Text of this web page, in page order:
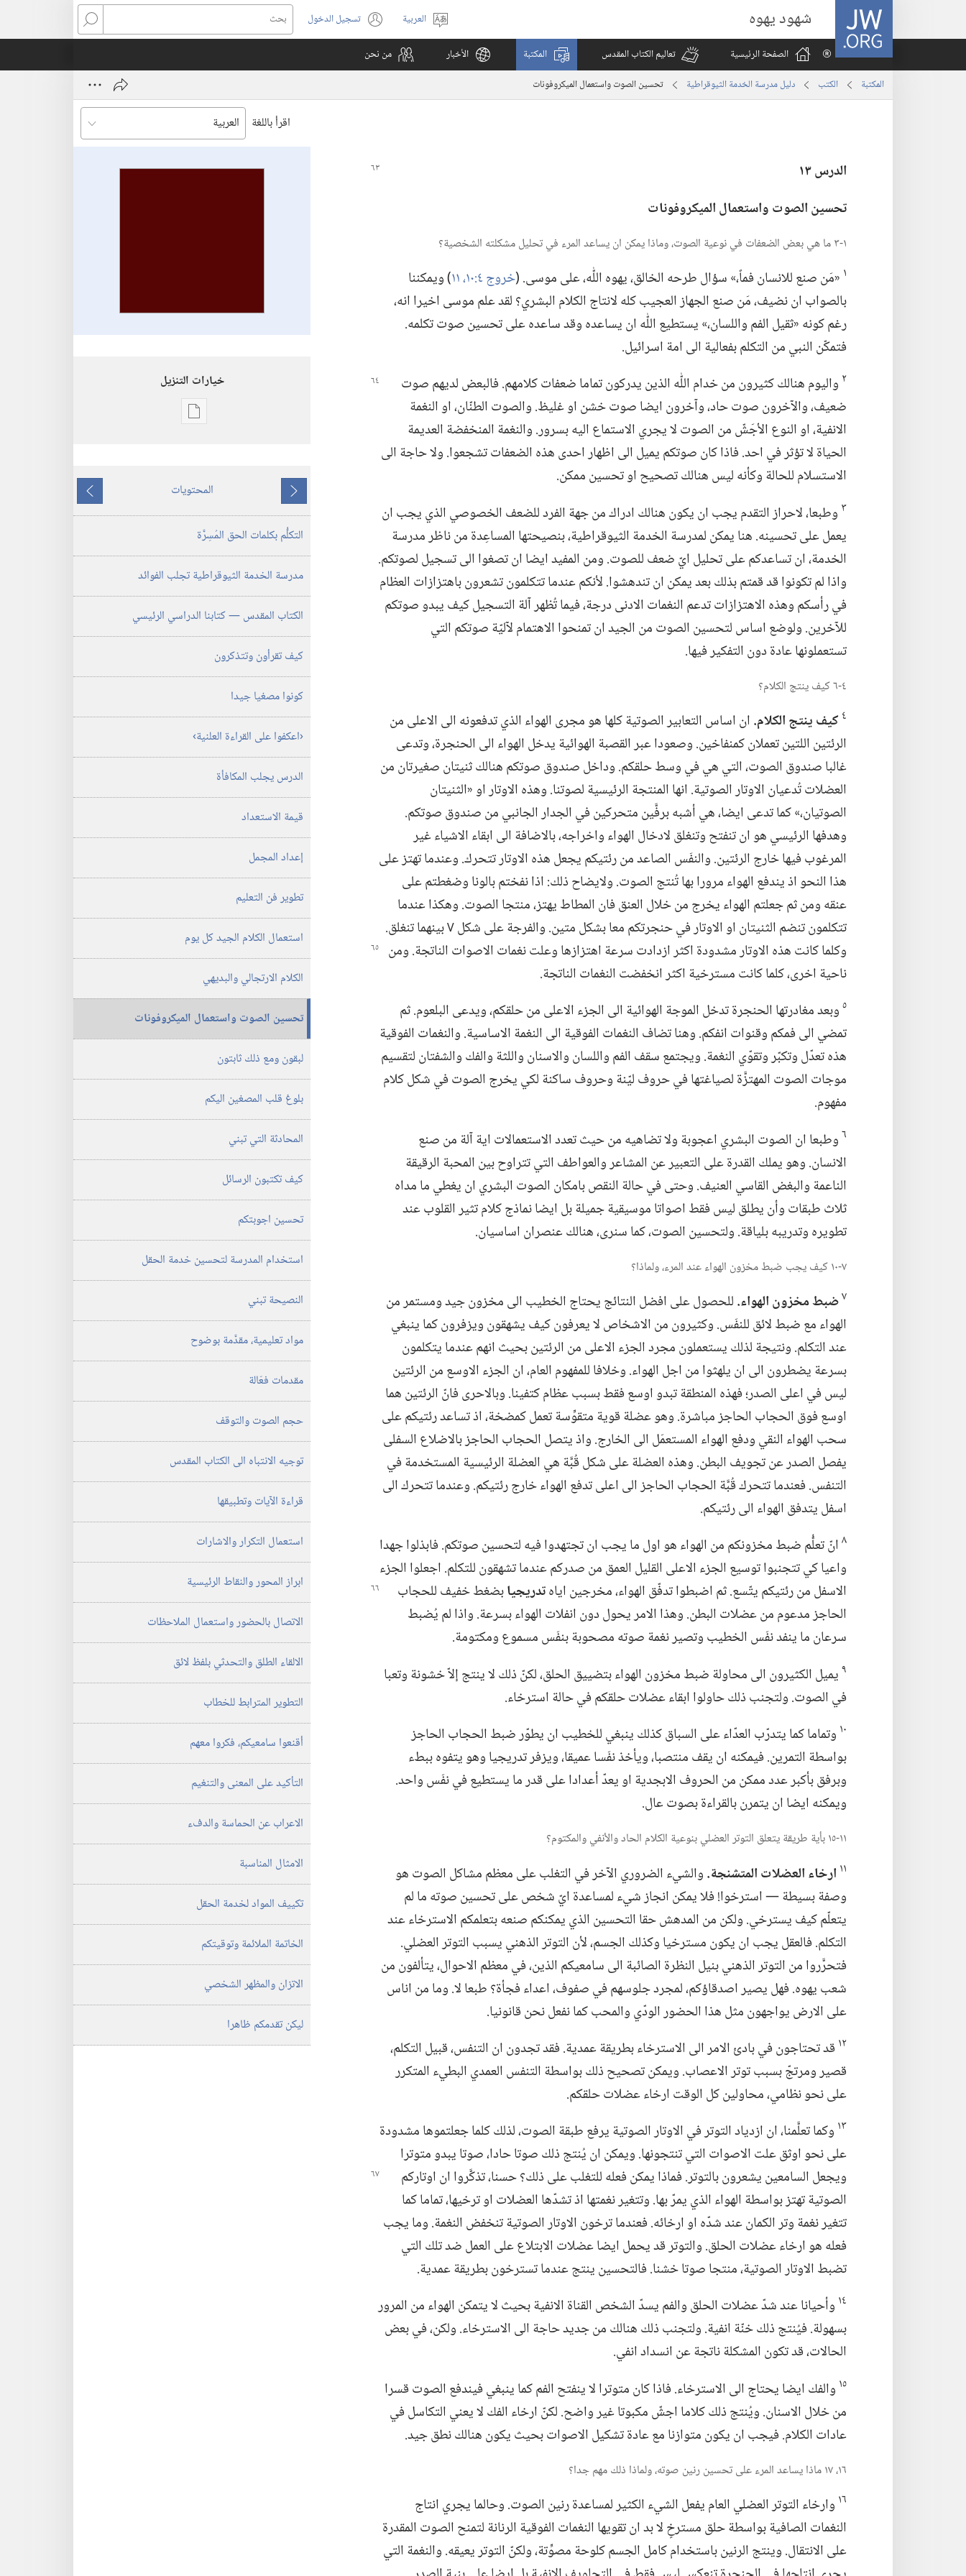
JW.ORG شهود يهوه
اختر
اللغة
العربية تسجيل الدخول
(يفتح
نافذة
بحث
الصفحة الرئيسية
تعاليم الكتاب المقدس المكتبة الأخبار من نحن
المكتبة الكتب دليل مدرسة الخدمة الثيوقراطية تحسين الصوت واستعمال الميكروفونات
اقرأ باللغة
الدرس ١٣
تحسين الصوت واستعمال الميكروفونات
١-‏٣ ما هي بعض الضعفات في نوعية الصوت،‏ وماذا يمكن ان يساعد المرء في تحليل مشكلته الشخصية؟‏
١ ‏«مَن صنع للانسان فماً،‏» سؤال طرحه الخالق،‏ يهوه اللّٰه،‏ على موسى.‏ (‏خروج ٤:‏​١٠،‏ ١١
‏)‏ ويمكننا
بالصواب ان نضيف،‏ مَن صنع الجهاز العجيب كله لانتاج الكلام البشري؟‏ لقد علم موسى اخيرا انه،‏
رغم كونه «ثقيل الفم واللسان،‏» يستطيع اللّٰه ان يساعده وقد ساعده على تحسين صوت تكلمه.‏
فتمكّن النبي من التكلم بفعالية الى امة اسرائيل.‏
٢ واليوم هنالك كثيرون من خدام اللّٰه الذين يدركون تماما ضعفات كلامهم.‏ فالبعض لديهم صوت
ضعيف،‏ والآخرون صوت حاد،‏ وآخرون ايضا صوت خشن او غليظ.‏ والصوت الطنّان،‏ او النغمة
الانفية،‏ او النوع الأجَشّ من الصوت لا يجري الاستماع اليه بسرور.‏ والنغمة المنخفضة العديمة
الحياة لا تؤثر في احد.‏ فاذا كان صوتكم يميل الى اظهار احدى هذه الضعفات تشجعوا.‏ ولا حاجة الى
الاستسلام للحالة وكأنه ليس هنالك تصحيح او تحسين ممكن.‏
٣ وطبعا،‏ لاحراز التقدم يجب ان يكون هنالك ادراك من جهة الفرد للضعف الخصوصي الذي يجب ان
يعمل على تحسينه.‏ هنا يمكن لمدرسة الخدمة الثيوقراطية،‏ بنصيحتها المساعِدة من ناظر مدرسة
الخدمة،‏ ان تساعدكم على تحليل ايّ ضعف للصوت.‏ ومن المفيد ايضا ان تصغوا الى تسجيل لصوتكم.‏
واذا لم تكونوا قد قمتم بذلك بعد يمكن ان تندهشوا.‏ لأنكم عندما تتكلمون تشعرون باهتزازات العظام
في رأسكم وهذه الاهتزازات تدعم النغمات الادنى درجة،‏ فيما تُظهر آلة التسجيل كيف يبدو صوتكم
للآخرين.‏ ولوضع اساس لتحسين الصوت من الجيد ان تمنحوا الاهتمام لآليّة صوتكم التي
تستعملونها عادة دون التفكير فيها.‏
٤-‏٦ كيف ينتج الكلام؟‏
٤كيف ينتج الكلام.‏ان اساس التعابير الصوتية كلها هو مجرى الهواء الذي تدفعونه الى الاعلى من
الرئتين اللتين تعملان كمنفاخين.‏ وصعودا عبر القصبة الهوائية يدخل الهواء الى الحنجرة،‏ وتدعى
غالبا صندوق الصوت،‏ التي هي في وسط حلقكم.‏ وداخل صندوق صوتكم هنالك ثنيتان صغيرتان من
العضلات تُدعيان الاوتار الصوتية.‏ انها المنتجة الرئيسية لصوتنا.‏ وهذه الاوتار او «الثنيتان
الصوتيان،‏» كما تدعى ايضا،‏ هي أشبه برفَّين متحركين في الجدار الجانبي من صندوق صوتكم.‏
وهدفها الرئيسي هو ان تنفتح وتنغلق لادخال الهواء واخراجه،‏ بالاضافة الى ابقاء الاشياء غير
المرغوب فيها خارج الرئتين.‏ والنفَس الصاعد من رئتيكم يجعل هذه الاوتار تتحرك.‏ وعندما تهتز على
هذا النحو اذ يندفع الهواء مرورا بها تُنتج الصوت.‏ ولايضاح ذلك:‏ اذا نفختم بالونا وضغطتم على
عنقه ومن ثم جعلتم الهواء يخرج من خلال العنق فان المطاط يهتز،‏ منتجا الصوت.‏ وهكذا عندما
تتكلمون تنضم الثنيتان او الاوتار في حنجرتكم معا بشكل متين.‏ والفرجة على شكلVبينهما تنغلق.‏
وكلما كانت هذه الاوتار مشدودة اكثر ازدادت سرعة اهتزازها وعلت نغماتالاصوات الناتجة.‏ ومن
ناحية اخرى،‏ كلما كانت مسترخية اكثر انخفضت النغمات الناتجة.‏
٥وبعد مغادرتها الحنجرة تدخل الموجة الهوائية الى الجزء الاعلى من حلقكم،‏ ويدعى البلعوم.‏ ثم
تمضي الى فمكم وقنوات انفكم.‏ وهنا تضاف النغمات الفوقية الى النغمة الاساسية.‏ والنغمات الفوقية
هذه تعدّل وتكبّر وتقوّي النغمة.‏ ويجتمع سقف الفم واللسان والاسنان واللثة والفك والشفتان لتقسيم
موجات الصوت المهتزَّة لصياغتها في حروف ليّنة وحروف ساكنة لكي يخرج الصوت في شكل كلام
مفهوم.‏
٦وطبعا ان الصوت البشري اعجوبة ولا تضاهيه من حيث تعدد الاستعمالات اية آلة من صنع
الانسان.‏ وهو يملك القدرة على التعبير عن المشاعر والعواطف التي تتراوح بين المحبة الرقيقة
الناعمة والبغض القاسي العنيف.‏ وحتى في حالة النقص بامكان الصوت البشري ان يغطي ما مداه
ثلاث طبقات وأن يطلق ليس فقط اصواتا موسيقية جميلة بل ايضا نماذج كلام تثير القلوب عند
تطويره وتدريبه بلياقة.‏ ولتحسين الصوت،‏ كما سنرى،‏ هنالك عنصران اساسيان.‏
٧-‏١٠ كيف يجب ضبط مخزون الهواء عند المرء،‏ ولماذا؟‏
٧ضبط مخزون الهواء.‏للحصول على افضل النتائج يحتاج الخطيب الى مخزون جيد ومستمر من
الهواء مع ضبط لائق للنفَس.‏ وكثيرون من الاشخاص لا يعرفون كيف يشهقون ويزفرون كما ينبغي
عند التكلم.‏ ونتيجة لذلك يستعملون مجرد الجزء الاعلى من الرئتين بحيث انهم عندما يتكلمون
بسرعة يضطرون الى ان يلهثوا من اجل الهواء.‏ وخلافا للمفهوم العام،‏ ان الجزء الاوسع من الرئتين
ليس في اعلى الصدر؛‏ فهذه المنطقة تبدو اوسع فقط بسبب عظام كتفينا.‏ وبالاحرى فانّ الرئتين هما
اوسع فوق الحجاب الحاجز مباشرة.‏ وهو عضلة قوية متقوِّسة تعمل كمضخة،‏ اذ تساعد رئتيكم على
سحب الهواء النقي ودفع الهواء المستعمَل الى الخارج.‏ واذ يتصل الحجاب الحاجز بالاضلاع السفلى
يفصل الصدر عن تجويف البطن.‏ وهذه العضلة على شكل قُبَّة هي العضلة الرئيسية المستخدمة في
التنفس.‏ فعندما تتحرك قُبَّة الحجاب الحاجز الى اعلى تدفع الهواء خارج رئتيكم.‏ وعندما تتحرك الى
اسفل يتدفق الهواء الى رئتيكم.‏
٨انّ تعلُّم ضبط مخزونكم من الهواء هو اول ما يجب ان تجتهدوا فيه لتحسين صوتكم.‏ فابذلوا جهدا
واعيا كي تتجنبوا توسيع الجزء الاعلى القليل العمق من صدركم عندما تشهقون للتكلم.‏ اجعلوا الجزء
الاسفل من رئتيكم يتّسع.‏ ثم اضبطوا تدفّق الهواء،‏ مخرجين اياهتدريجيابضغط خفيف للحجاب
الحاجز مدعوم من عضلات البطن.‏ وهذا الامر يحول دون انفلات الهواء بسرعة.‏ واذا لم يُضبط
سرعان ما ينفد نفَس الخطيب وتصير نغمة صوته مصحوبة بنفَس مسموع ومكتومة.‏
٩يميل الكثيرون الى محاولة ضبط مخزون الهواء بتضييق الحلق،‏ لكنّ ذلك لا ينتج إلاّ خشونة وتعبا
في الصوت.‏ ولتجنب ذلك حاولوا ابقاء عضلات حلقكم في حالة استرخاء.‏
١٠ وتماما كما يتدرّب العدّاء على السباق كذلك ينبغي للخطيب ان يطوّر ضبط الحجاب الحاجز
بواسطة التمرين.‏ فيمكنه ان يقف منتصبا،‏ ويأخذ نفَسا عميقا،‏ ويزفر تدريجيا وهو يتفوه ببطء
وبرفق بأكبر عدد ممكن من الحروف الابجدية او يعدّ أعدادا على قدر ما يستطيع في نفَس واحد.‏
ويمكنه ايضا ان يتمرن بالقراءة بصوت عال.‏
١١-‏١٥ بأية طريقة يتعلق التوتر العضلي بنوعية الكلام الحاد والأنفي والمكتوم؟‏
١١ارخاء العضلات المتشنجة.‏والشيء الضروري الآخر في التغلب على معظم مشاكل الصوت هو
وصفة بسيطة —‏ استرخوا!‏ فلا يمكن انجاز شيء لمساعدة ايّ شخص على تحسين صوته ما لم
يتعلّم كيف يسترخي.‏ ولكن من المدهش حقا التحسين الذي يمكنكم صنعه بتعلمكم الاسترخاء عند
التكلم.‏ فالعقل يجب ان يكون مسترخيا وكذلك الجسم،‏ لأن التوتر الذهني يسبب التوتر العضلي.‏
فتحرَّروا من التوتر الذهني بنيل النظرة الصائبة الى سامعيكم الذين،‏ في معظم الاحوال،‏ يتألفون من
شعب يهوه.‏ فهل يصير اصدقاؤكم،‏ لمجرد جلوسهم في صفوف،‏ اعداء فجأة؟‏ طبعا لا.‏ وما من اناس
على الارض يواجهون مثل هذا الحضور الودّي والمحب كما نفعل نحن قانونيا.‏
١٢ قد تحتاجون في بادئ الامر الى الاسترخاء بطريقة عمدية.‏ فقد تجدون ان التنفس،‏ قبيل التكلم،‏
قصير ومرتجّ بسبب توتر الاعصاب.‏ ويمكن تصحيح ذلك بواسطة التنفس العمدي البطيء المتكرر
على نحو نظامي،‏ محاولين كل الوقت ارخاء عضلات حلقكم.‏
١٣ وكما تعلَّمنا،‏ ان ازدياد التوتر في الاوتار الصوتية يرفع طبقة الصوت،‏ لذلك كلما جعلتموها مشدودة
على نحو اوثق علت الاصوات التي تنتجونها.‏ ويمكن ان يُنتج ذلك صوتا حادا،‏ صوتا يبدو متوترا
ويجعل السامعين يشعرون بالتوتر.‏ فماذا يمكن فعله للتغلب على ذلك؟‏ حسنا،‏تذكَّروا ان اوتاركم
الصوتية تهتز بواسطة الهواء الذي يمرّ بها.‏ وتتغير نغمتها اذ تشدّها العضلات او ترخيها،‏ تماما كما
تتغير نغمة وتر الكمان عند شدّه او ارخائه.‏ فعندما ترخون الاوتار الصوتية تنخفض النغمة.‏ وما يجب
فعله هو ارخاء عضلات الحلق.‏ والتوتر قد يحمل ايضا عضلات الابتلاع على العمل ضد تلك التي
تضبط الاوتار الصوتية،‏ منتجا صوتا خشنا.‏ فالتحسين ينتج عندما تسترخون بطريقة عمدية.‏
١٤ وأحيانا عند شدّ عضلات الحلق والفم يسدّ الشخص القناة الانفية بحيث لا يتمكن الهواء من المرور
بسهولة.‏ فيُنتج ذلك خنّة انفية.‏ ولتجنب ذلك هنالك من جديد حاجة الى الاسترخاء.‏ ولكن،‏ في بعض
الحالات،‏ قد تكون المشكلة ناتجة عن انسداد انفي.‏
١٥ والفك ايضا يحتاج الى الاسترخاء.‏ فاذا كان متوترا لا ينفتح الفم كما ينبغي فيندفع الصوت قسرا
من خلال الاسنان.‏ ويُنتج ذلك كلاما اجشّ مكبوتا غير واضح.‏ لكنّ ارخاء الفك لا يعني التكاسل في
عادات الكلام.‏ فيجب ان يكون متوازنا مع عادة تشكيل الاصوات بحيث يكون هنالك نطق جيد.‏
١٦،‏ ١٧ ماذا يساعد المرء على تحسين رنين صوته،‏ ولماذا ذلك مهم جدا؟‏
١٦ وارخاء التوتر العضلي العام يفعل الشيء الكثير لمساعدة رنين الصوت.‏ وحالما يجري انتاج
النغمات الصافية بواسطة حلق مسترخٍ لا بد ان تقويها النغمات الفوقية الرنانة لتمنح الصوت المقدرة
على الانتقال.‏ وينتج الرنين باستخدام كامل الجسم كلوحة مصوِّتة،‏ ولكنّ التوتر يعيقه.‏ والنغمة التي
خيارات التنزيل
خيارات
مدرسة
الخدمة
ما
يسبق
المحتويات
ما
يلي
التكلُّم بكلمات الحق المُسِرَّة
مدرسة الخدمة الثيوقراطية تجلب الفوائد
الكتاب المقدس —‏ كتابنا الدراسي الرئيسي
كيف تقرأون وتتذكرون
كونوا مصغيا جيدا
‏‹اعكفوا على القراءة العلنية›‏
الدرس يجلب المكافأة
قيمة الاستعداد
إعداد المجمل
تطوير فن التعليم
استعمال الكلام الجيد كل يوم
الكلام الارتجالي والبديهي
تحسين الصوت واستعمال الميكروفونات
لبقون ومع ذلك ثابتون
بلوغ قلب المصغين اليكم
المحادثة التي تبني
كيف تكتبون الرسائل
تحسين اجوبتكم
استخدام المدرسة لتحسين خدمة الحقل
النصيحة تبني
مواد تعليمية،‏ مقدَّمة بوضوح
مقدمات فعّالة
حجم الصوت والتوقف
توجيه الانتباه الى الكتاب المقدس
قراءة الآيات وتطبيقها
استعمال التكرار والاشارات
ابراز المحور والنقاط الرئيسية
الاتصال بالحضور واستعمال الملاحظات
الالقاء الطلق والتحدثي بلفظ لائق
التطوير المترابط للخطاب
أقنعوا سامعيكم،‏ فكروا معهم
التأكيد على المعنى والتنغيم
الاعراب عن الحماسة والدفء
الامثال المناسبة
تكييف المواد لخدمة الحقل
الخاتمة الملائمة وتوقيتكم
الاتزان والمظهر الشخصي
ليكن تقدمكم ظاهرا